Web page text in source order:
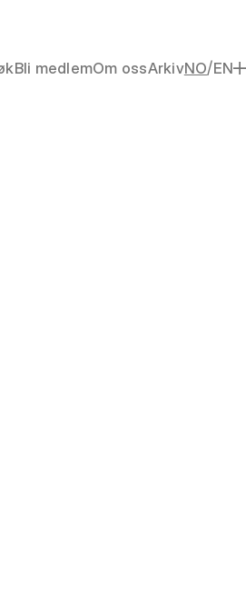
Bli medlemOm ossArkivNO/EN